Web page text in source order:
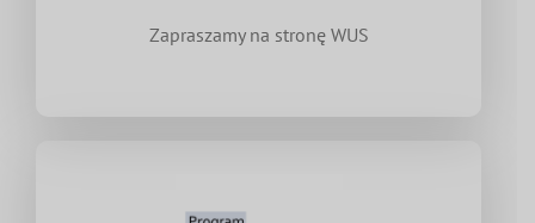
Zapraszamy na stronę WUS